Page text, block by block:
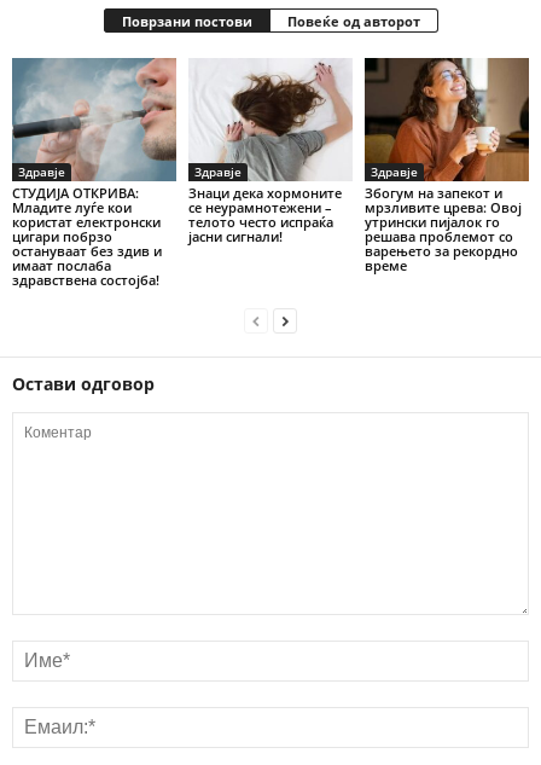
Поврзани постови Повеќе од авторот
Здравје
СТУДИЈА ОТКРИВА:
Младите луѓе кои
користат електронски
цигари побрзо
остануваат без здив и
имаат послаба
здравствена состојба!
Здравје
Знаци дека хормоните
се неурамнотежени –
телото често испраќа
јасни сигнали!
Здравје
Збогум на запекот и
мрзливите црева: Овој
утрински пијалок го
решава проблемот со
варењето за рекордно
време
Остави одговор